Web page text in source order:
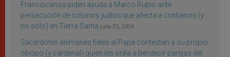
Franciscanos piden ayuda a Marco Rubio ante
persecución de colonos judíos que afecta a cristianos (y
no sólo) en Tierra Santa julio 25, 2026
Sacerdotes alemanes fieles al Papa contestan a su propio
obispo (y cardenal) quien les orilla a bendecir parejas del